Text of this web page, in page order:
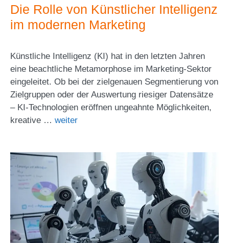
Die Rolle von Künstlicher Intelligenz
im modernen Marketing
Künstliche Intelligenz (KI) hat in den letzten Jahren
eine beachtliche Metamorphose im Marketing-Sektor
eingeleitet. Ob bei der zielgenauen Segmentierung von
Zielgruppen oder der Auswertung riesiger Datensätze
– KI-Technologien eröffnen ungeahnte Möglichkeiten,
kreative … weiter